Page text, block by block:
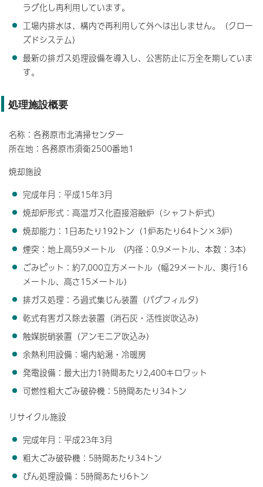
ラグ化し再利用しています。
工場内排水は、構内で再利用して外へは出しません。（クロー
ズドシステム）
最新の排ガス処理設備を導入し、公害防止に万全を期していま
す。
処理施設概要
名称：各務原市北清掃センター
所在地：各務原市須衛2500番地1
焼却施設
完成年月：平成15年3月
焼却炉形式：高温ガス化直接溶融炉（シャフト炉式）
焼却能力：1日あたり192トン（1炉あたり64トン×3炉）
煙突：地上高59メートル （内径：0.9メートル、本数：3本）
ごみピット：約7,000立方メートル（幅29メートル、奥行16
メートル、高さ15メートル）
排ガス処理：ろ過式集じん装置（バグフィルタ）
乾式有害ガス除去装置（消石灰・活性炭吹込み）
触媒脱硝装置（アンモニア吹込み）
余熱利用設備：場内給湯・冷暖房
発電設備：最大出力1時間あたり2,400キロワット
可燃性粗大ごみ破砕機：5時間あたり34トン
リサイクル施設
完成年月：平成23年3月
粗大ごみ破砕機：5時間あたり34トン
びん処理設備：5時間あたり6トン